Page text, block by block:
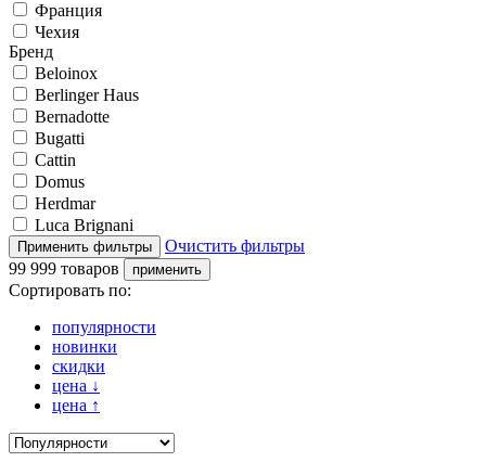
Франция
Чехия
Бренд
Beloinox
Berlinger Haus
Bernadotte
Bugatti
Cattin
Domus
Herdmar
Luca Brignani
Очистить фильтры
99 999 товаров
Сортировать по:
популярности
новинки
скидки
цена ↓
цена ↑